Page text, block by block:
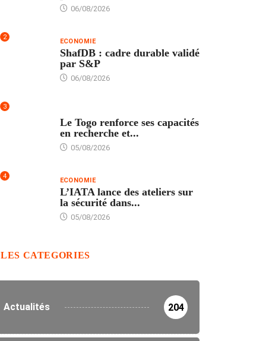
06/08/2026
2 ECONOMIE
ShafDB : cadre durable validé
par S&P
06/08/2026
3
Le Togo renforce ses capacités
en recherche et...
05/08/2026
4 ECONOMIE
L’IATA lance des ateliers sur
la sécurité dans...
05/08/2026
LES CATEGORIES
Actualités 204